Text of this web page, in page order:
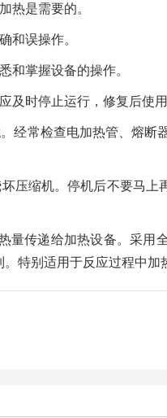
热是需要的。
和误操作。
和掌握设备的操作。
及时停止运行，修复后使用
经常检查电加热管、熔断
压缩机。停机后不要马上
量传递给加热设备。采用
特别适用于反应过程中加